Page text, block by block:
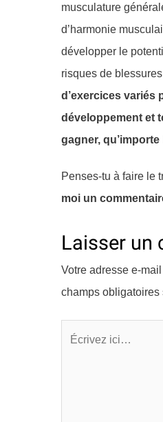
musculature
d’harmonie
développer le
risques de
d’exercices variés
développement et
gagner,
Penses-tu à faire le
moi un
Laisser un
Votre adresse e-
champs